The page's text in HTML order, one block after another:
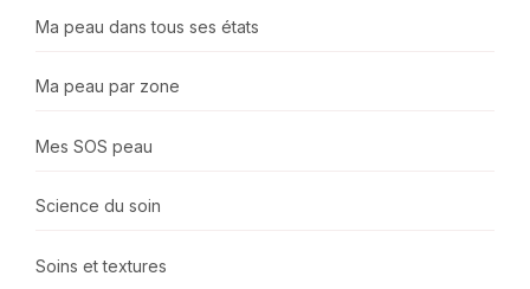
Ma peau dans tous ses états
Ma peau par zone
Mes SOS peau
Science du soin
Soins et textures